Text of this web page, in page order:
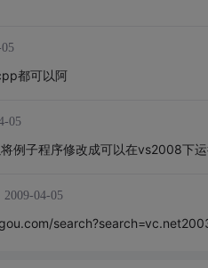
都可以阿
05
例子程序修改成可以在vs2008下运
2009-04-05